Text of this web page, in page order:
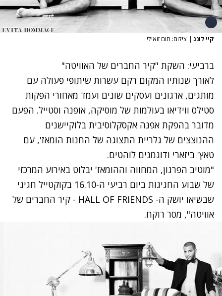
קיי לונג | צילום: תום זואילי
ברביעי: השקת "קיר החברים של האוויטה"
לאורך שנותיו המקום רקם עשרות שיתופי פעולה עם
מותגים, ארגונים ועסקים שונים ועמד מאחורי הפקות
סטילס ווידיאו בעולמות של מוסיקה, אופנה וסטייל. הפעם
מדובר בהפקת אפנה אקסקלוסיבית בלוקיישנים
ההנוצצים של גלריית התצוגה של החנות הומאז', עם
טאץ' ביזארי ודוגמנים לוהטים.
"מוטיב הפרגון, המחווה וההומאז' יבלוט באירוע המרכזי
של שבוע החגיגות ביום רביעי ה-16.10 בקוקטייל חגיגי
שבשיאו יושק ה- HALL OF FRIENDS - קיר החברים של
אוויטה", מסר רוקח.